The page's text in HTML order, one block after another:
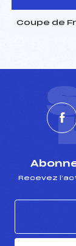
Coupe de
Recevez